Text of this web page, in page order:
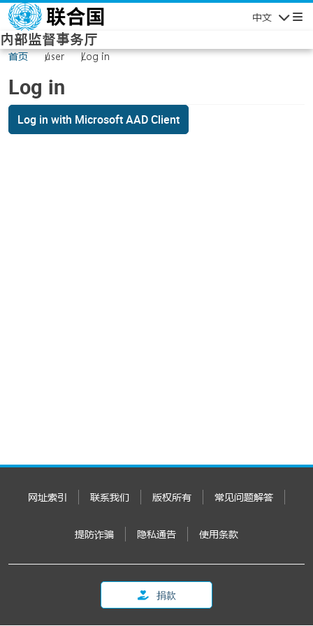
Skip to main content
中文
内部监督事务厅
首页 user Log in
Log in
Log in with Microsoft AAD Client
网址索引 联系我们 版权所有 常见问题解答
提防诈骗 隐私通告 使用条款
捐款